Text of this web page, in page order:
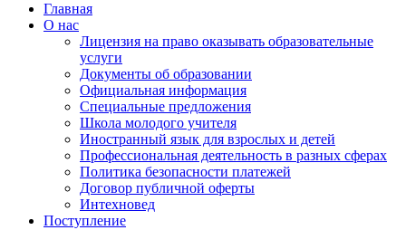
Главная
О нас
Лицензия на право оказывать образовательные
услуги
Документы об образовании
Официальная информация
Специальные предложения
Школа молодого учителя
Иностранный язык для взрослых и детей
Профессиональная деятельность в разных сферах
Политика безопасности платежей
Договор публичной оферты
Интехновед
Поступление